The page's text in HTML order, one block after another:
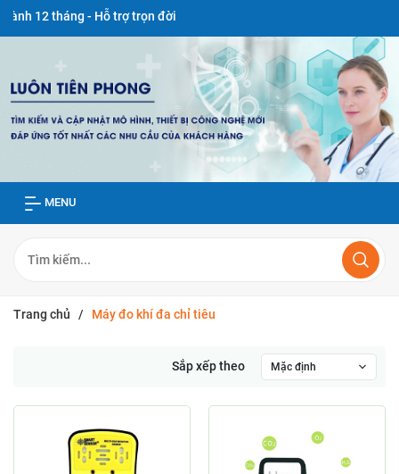
tháng - Hỗ trợ trọn đời
MENU
Trang chủ / Máy đo khí đa chỉ tiêu
Sắp xếp theo Mặc định